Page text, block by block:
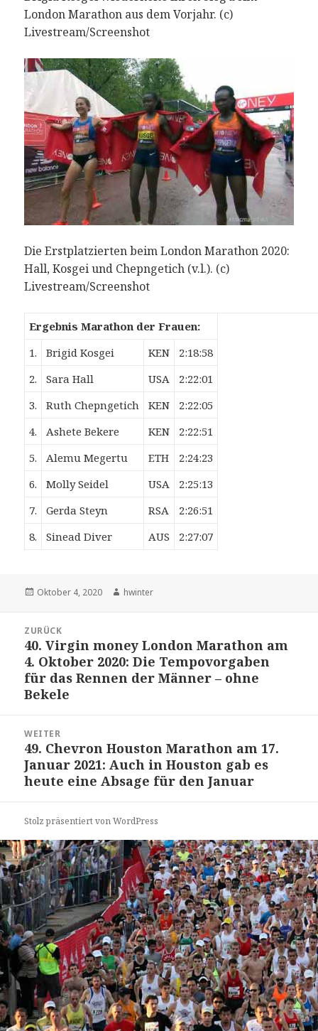
London Marathon aus dem Vorjahr. (c)
Livestream/Screenshot
Die Erstplatzierten beim London Marathon 2020:
Hall, Kosgei und Chepngetich (v.l.). (c)
Livestream/Screenshot
Ergebnis Marathon der Frauen:
1.
Brigid Kosgei KEN
2:18:58
2.
Sara Hall USA
2:22:01
3.
Ruth Chepngetich KEN
2:22:05
4.
Ashete Bekere KEN
2:22:51
5.
Alemu Megertu ETH
2:24:23
6.
Molly Seidel USA
2:25:13
7.
Gerda Steyn RSA
2:26:51
8.
Sinead Diver AUS 2:27:07
Veröffentlicht
Oktober 4, 2020 Autor
hwinter
Navigation
ZURÜCK
Vorheriger
Beitrag:
40. Virgin money London Marathon am
4. Oktober 2020: Die Tempovorgaben
für das Rennen der Männer – ohne
Bekele
WEITER
Nächster
Beitrag:
49. Chevron Houston Marathon am 17.
Januar 2021: Auch in Houston gab es
heute eine Absage für den Januar
Stolz präsentiert von WordPress